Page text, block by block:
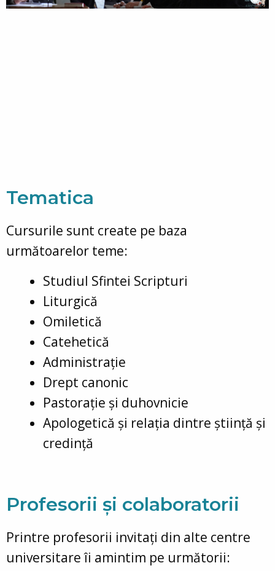
Tematica
Cursurile sunt create pe baza
următoarelor teme:
Studiul Sfintei Scripturi
Liturgică
Omiletică
Catehetică
Administrație
Drept canonic
Pastorație și duhovnicie
Apologetică și relația dintre știință și
credință
Profesorii și colaboratorii
Printre profesorii invitați din alte centre
universitare îi amintim pe următorii: